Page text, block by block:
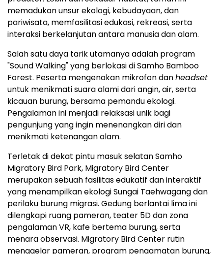
memadukan unsur ekologi, kebudayaan, dan
pariwisata, memfasilitasi edukasi, rekreasi, serta
interaksi berkelanjutan antara manusia dan alam.
Salah satu daya tarik utamanya adalah program
"Sound Walking" yang berlokasi di Samho Bamboo
Forest. Peserta mengenakan mikrofon danheadset
untuk menikmati suara alami dari angin, air, serta
kicauan burung, bersama pemandu ekologi.
Pengalaman ini menjadi relaksasi unik bagi
pengunjung yang ingin menenangkan diri dan
menikmati ketenangan alam.
Terletak di dekat pintu masuk selatan Samho
Migratory Bird Park, Migratory Bird Center
merupakan sebuah fasilitas edukatif dan interaktif
yang menampilkan ekologi Sungai Taehwagang dan
perilaku burung migrasi. Gedung berlantai lima ini
dilengkapi ruang pameran, teater 5D dan zona
pengalaman VR, kafe bertema burung, serta
menara observasi. Migratory Bird Center rutin
menggelar pameran, program pengamatan burung,